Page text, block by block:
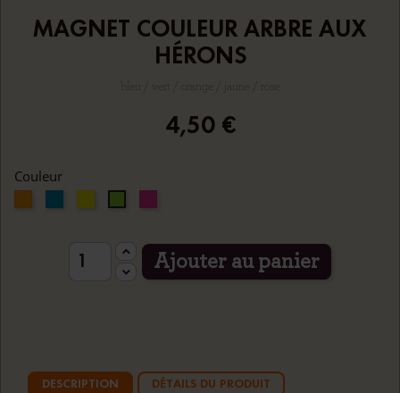
MAGNET COULEUR ARBRE AUX
HÉRONS
4,50 €
Couleur
Ajouter au panier
DESCRIPTION DÉTAILS DU PRODUIT